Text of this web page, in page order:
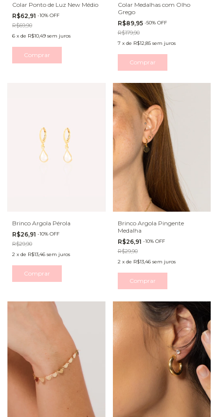
Colar Ponto de Luz New Médio
R$62,91 -10% OFF
R$69,90
6 x de R$10,49 sem juros
Comprar
Colar Medalhas com Olho
Grego
R$89,95 -50% OFF
R$179,90
7 x de R$12,85 sem juros
Comprar
Brinco Argola Pérola
R$26,91 -10% OFF
R$29,90
2 x de R$13,46 sem juros
Comprar
Brinco Argola Pingente
Medalha
R$26,91 -10% OFF
R$29,90
2 x de R$13,46 sem juros
Comprar